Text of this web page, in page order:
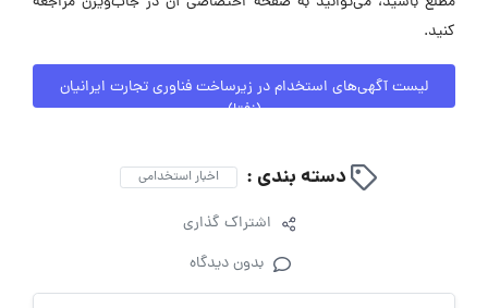
کنید.
لیست آگهی‌های استخدام در زیرساخت فناوری تجارت ایرانیان
(زفتا)
دسته بندی : اخبار استخدامی
اشتراک گذاری
بدون دیدگاه